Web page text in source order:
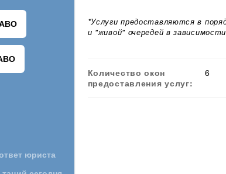
*Услуги предоставляются в
и "живой" очередей в
Количество окон
предоставления услуг:
6